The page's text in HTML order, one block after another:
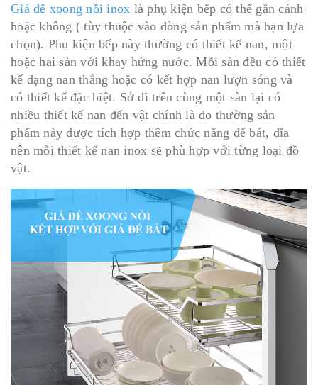
Giá để xoong nồi inox là phụ kiện bếp có thể gắn cánh
hoặc không ( tùy thuộc vào dòng sản phẩm mà bạn lựa
chọn). Phụ kiện bếp này thường có thiết kế nan, một
hoặc hai sàn với khay hứng nước. Mỗi sàn đều có thiết
kế dạng nan thẳng hoặc có kết hợp nan lượn sóng và
có thiết kế đặc biệt. Sở dĩ trên cùng một sàn lại có
nhiều thiết kế nan đến vật chính là do thường sản
phẩm này được tích hợp thêm chức năng để bát, đĩa
nên mỗi thiết kế nan inox sẽ phù hợp với từng loại đồ
vật.